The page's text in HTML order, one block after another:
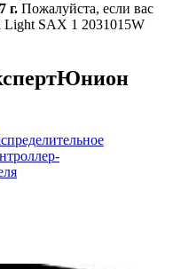
г. Пожалуйста, если вас
Light SAX 1 2031015W